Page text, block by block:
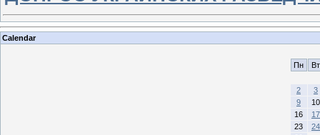
Calendar
Пн Вт
2
3
9
10
16
17
23
24